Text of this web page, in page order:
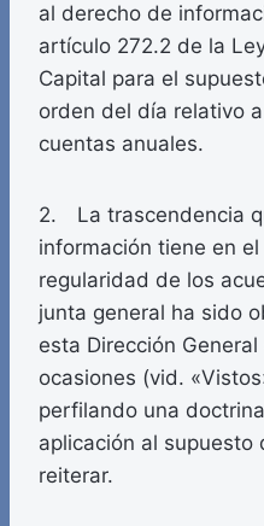
al derecho de
artículo 272.2 de la
Capital para el
orden del día relativo
cuentas anuales.
2. La trascendencia
información tiene en
regularidad de los
junta general ha sido
esta Dirección
ocasiones (vid.
perfilando una
aplicación al supuesto
reiterar.